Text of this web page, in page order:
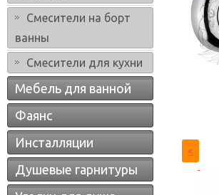
Смесители на борт
ванны
Смесители для кухни
Мебель для ванной
Фаянс
Инсталляции
Душевые гарнитуры
<